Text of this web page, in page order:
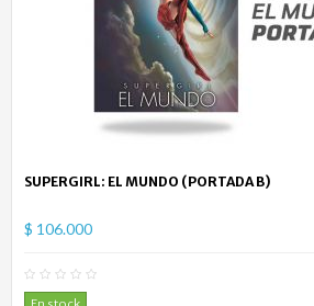
SUPERGIRL: EL MUNDO (PORTADA B)
$ 106.000